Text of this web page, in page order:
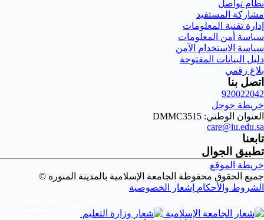
نظام تواصل
مشاركة المستفيد
إدارة تقنية المعلومات
سياسة أمن المعلومات
سياسة الاستخدام الآمن
دليل البيانات المفتوحة
بلاغ رقمي
اتصل بنا
920022042
خريطة جوجل
العنوان الوطني: DMMC3515
care@iu.edu.sa
تابعنا
تطبيق الجوال
خريطة الموقع
جميع الحقوق محفوظة الجامعة الإسلامية بالمدينة المنورة ©
الشروط والأحكام إشعار الخصوصية